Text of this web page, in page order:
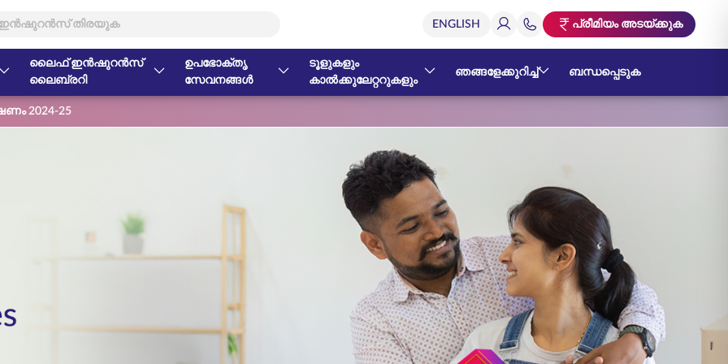
പ്രീമിയം അടയ്ക്കുക
ലൈഫ് ഇൻഷുറൻസ്
ലൈബ്രറി
ഉപഭോക്തൃ
സേവനങ്ങൾ
ടൂളുകളും
കാൽക്കുലേറ്ററുകളും
ഞങ്ങളേക്കുറിച്ച് ബന്ധപ്പെടുക
2024-25